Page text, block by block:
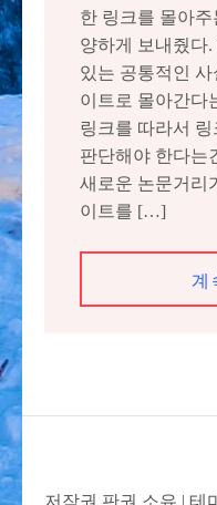
한 링크를 몰아
양하게 보내줬다
있는 공통적인
이트로 몰아간다
링크를 따라서 링
판단해야 한다는
새로운 논문거리
이트를 […]
계
저작권 판권 소유 | 테